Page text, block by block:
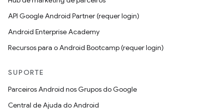
API Google Android Partner (requer login)
Android Enterprise Academy
Recursos para o Android Bootcamp (requer login)
SUPORTE
Parceiros Android nos Grupos do Google
Central de Ajuda do Android